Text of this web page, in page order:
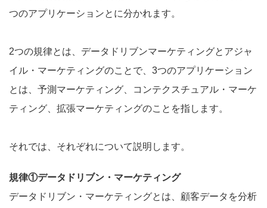
つのアプリケーションとに分かれます。
2つの規律とは、データドリブンマーケティングとアジャ
イル・マーケティングのことで、3つのアプリケーション
とは、予測マーケティング、コンテクスチュアル・マーケ
ティング、拡張マーケティングのことを指します。
それでは、それぞれについて説明します。
規律①データドリブン・マーケティング
データドリブン・マーケティングとは、顧客データを分析